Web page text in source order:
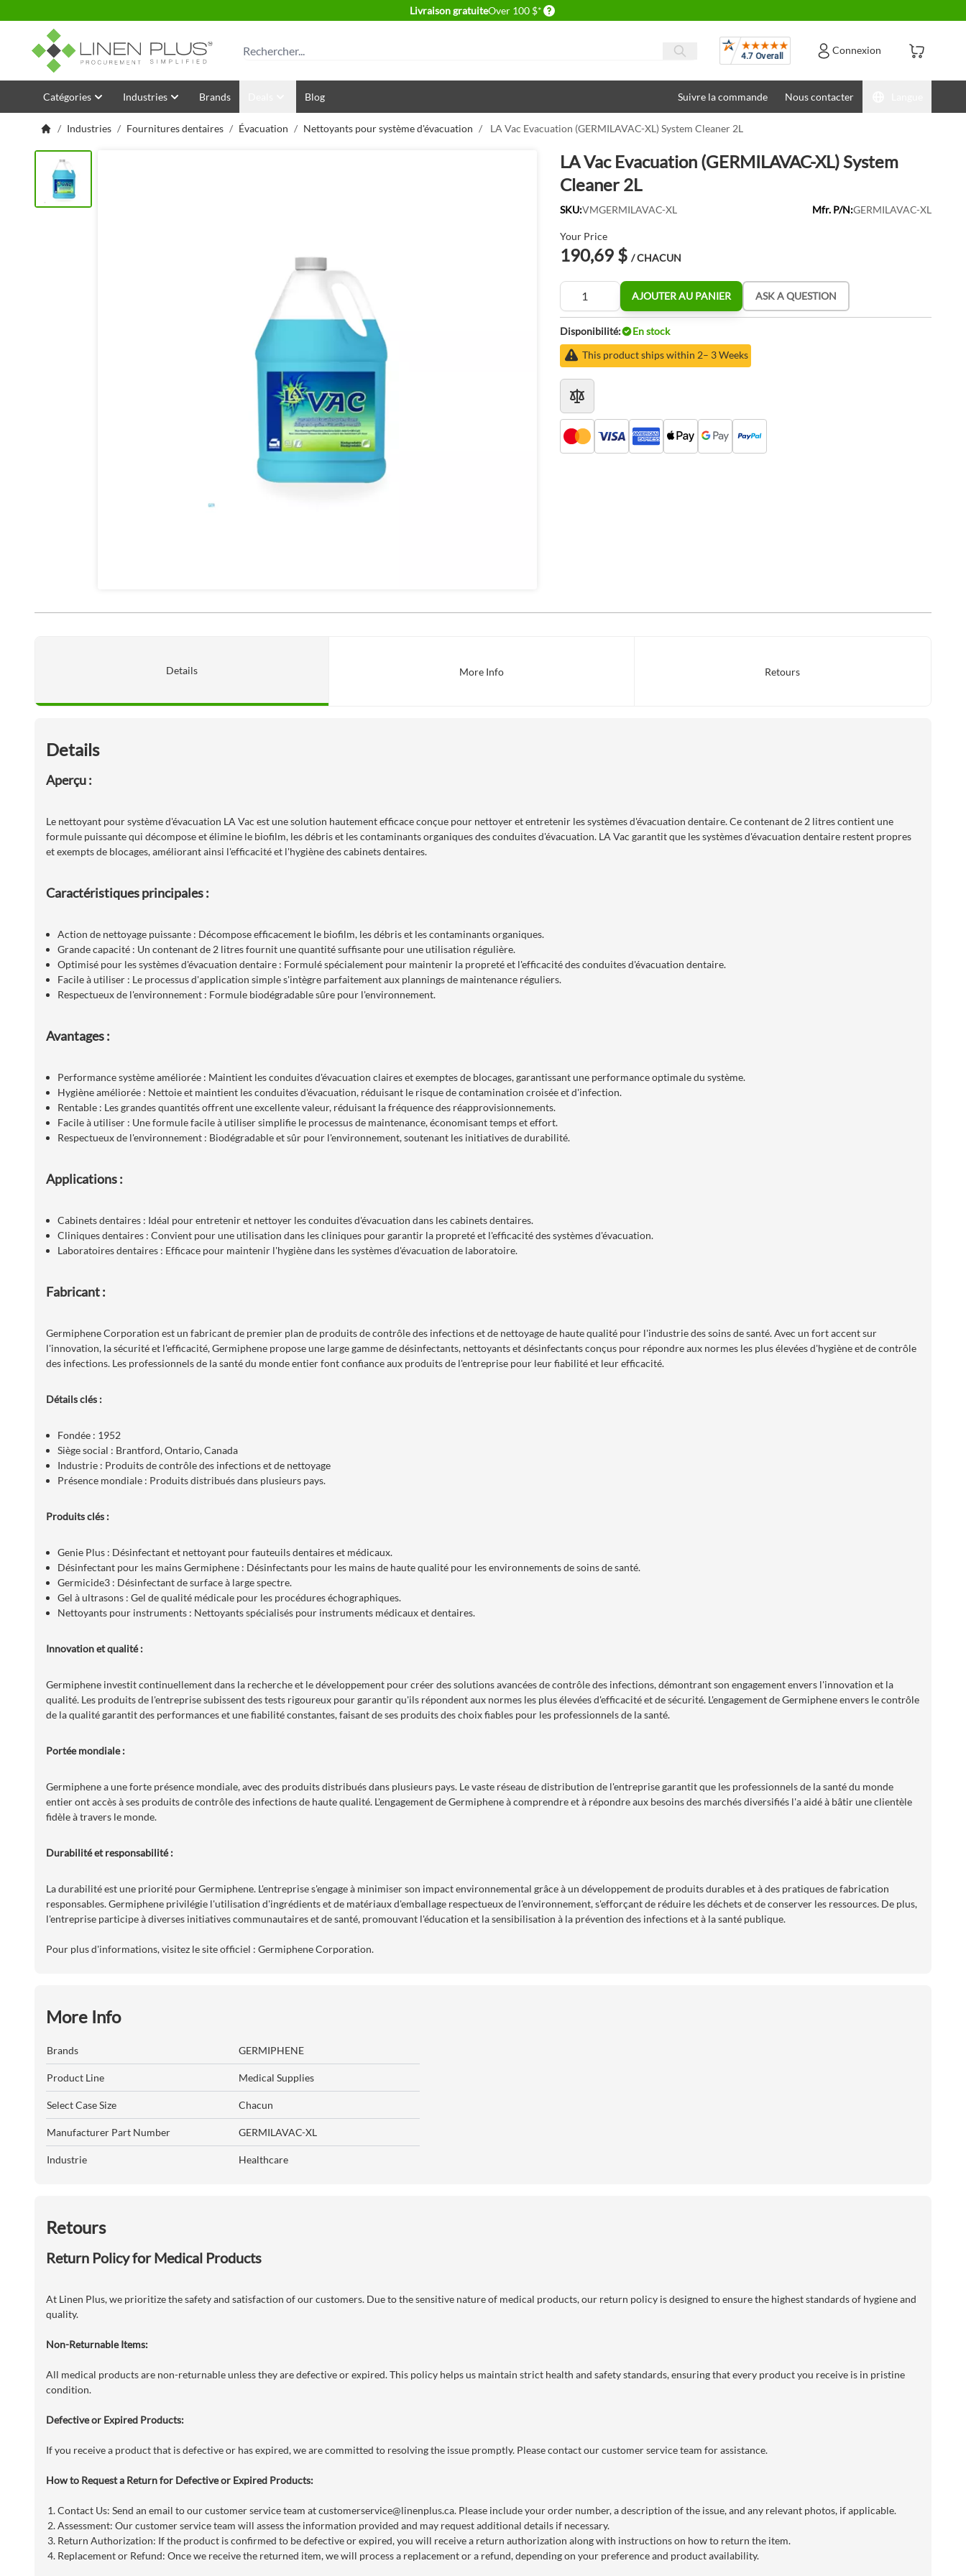
Livraison gratuiteOver 100 $* Delivery conditions
Rechercher Avis Connexion
Allez au contenu
Catégories Industries Brands Blog Suivre la commande Nous contacter
/ Industries / Fournitures dentaires / Évacuation / Nettoyants pour système d'évacuation / LA Vac Evacuation (GERMILAVAC-XL) System Cleaner 2L
LA Vac Evacuation (GERMILAVAC-XL) System
Cleaner 2L
SKU:VMGERMILAVAC-XL Mfr. P/N:GERMILAVAC-XL
Your Price
190,69 $ / CHACUN
Quantité
AJOUTER AU PANIER ASK A QUESTION
Disponibilité:
En stock
This product ships within 2– 3 Weeks
Details More Info Retours
Details
Aperçu :
Le nettoyant pour système d'évacuation LA Vac est une solution hautement efficace conçue pour nettoyer et entretenir les systèmes d'évacuation dentaire. Ce contenant de 2 litres contient une
formule puissante qui décompose et élimine le biofilm, les débris et les contaminants organiques des conduites d'évacuation. LA Vac garantit que les systèmes d'évacuation dentaire restent propres
et exempts de blocages, améliorant ainsi l'efficacité et l'hygiène des cabinets dentaires.
Caractéristiques principales :
Action de nettoyage puissante : Décompose efficacement le biofilm, les débris et les contaminants organiques.
Grande capacité : Un contenant de 2 litres fournit une quantité suffisante pour une utilisation régulière.
Optimisé pour les systèmes d'évacuation dentaire : Formulé spécialement pour maintenir la propreté et l'efficacité des conduites d'évacuation dentaire.
Facile à utiliser : Le processus d'application simple s'intègre parfaitement aux plannings de maintenance réguliers.
Respectueux de l'environnement : Formule biodégradable sûre pour l'environnement.
Avantages :
Performance système améliorée : Maintient les conduites d'évacuation claires et exemptes de blocages, garantissant une performance optimale du système.
Hygiène améliorée : Nettoie et maintient les conduites d'évacuation, réduisant le risque de contamination croisée et d'infection.
Rentable : Les grandes quantités offrent une excellente valeur, réduisant la fréquence des réapprovisionnements.
Facile à utiliser : Une formule facile à utiliser simplifie le processus de maintenance, économisant temps et effort.
Respectueux de l'environnement : Biodégradable et sûr pour l'environnement, soutenant les initiatives de durabilité.
Applications :
Cabinets dentaires : Idéal pour entretenir et nettoyer les conduites d'évacuation dans les cabinets dentaires.
Cliniques dentaires : Convient pour une utilisation dans les cliniques pour garantir la propreté et l'efficacité des systèmes d'évacuation.
Laboratoires dentaires : Efficace pour maintenir l'hygiène dans les systèmes d'évacuation de laboratoire.
Fabricant :
Germiphene Corporation est un fabricant de premier plan de produits de contrôle des infections et de nettoyage de haute qualité pour l'industrie des soins de santé. Avec un fort accent sur
l'innovation, la sécurité et l'efficacité, Germiphene propose une large gamme de désinfectants, nettoyants et désinfectants conçus pour répondre aux normes les plus élevées d'hygiène et de contrôle
des infections. Les professionnels de la santé du monde entier font confiance aux produits de l'entreprise pour leur fiabilité et leur efficacité.
Détails clés :
Fondée : 1952
Siège social : Brantford, Ontario, Canada
Industrie : Produits de contrôle des infections et de nettoyage
Présence mondiale : Produits distribués dans plusieurs pays.
Produits clés :
Genie Plus : Désinfectant et nettoyant pour fauteuils dentaires et médicaux.
Désinfectant pour les mains Germiphene : Désinfectants pour les mains de haute qualité pour les environnements de soins de santé.
Germicide3 : Désinfectant de surface à large spectre.
Gel à ultrasons : Gel de qualité médicale pour les procédures échographiques.
Nettoyants pour instruments : Nettoyants spécialisés pour instruments médicaux et dentaires.
Innovation et qualité :
Germiphene investit continuellement dans la recherche et le développement pour créer des solutions avancées de contrôle des infections, démontrant son engagement envers l'innovation et la
qualité. Les produits de l'entreprise subissent des tests rigoureux pour garantir qu'ils répondent aux normes les plus élevées d'efficacité et de sécurité. L'engagement de Germiphene envers le contrôle
de la qualité garantit des performances et une fiabilité constantes, faisant de ses produits des choix fiables pour les professionnels de la santé.
Portée mondiale :
Germiphene a une forte présence mondiale, avec des produits distribués dans plusieurs pays. Le vaste réseau de distribution de l'entreprise garantit que les professionnels de la santé du monde
entier ont accès à ses produits de contrôle des infections de haute qualité. L'engagement de Germiphene à comprendre et à répondre aux besoins des marchés diversifiés l'a aidé à bâtir une clientèle
fidèle à travers le monde.
Durabilité et responsabilité :
La durabilité est une priorité pour Germiphene. L'entreprise s'engage à minimiser son impact environnemental grâce à un développement de produits durables et à des pratiques de fabrication
responsables. Germiphene privilégie l'utilisation d'ingrédients et de matériaux d'emballage respectueux de l'environnement, s'efforçant de réduire les déchets et de conserver les ressources. De plus,
l'entreprise participe à diverses initiatives communautaires et de santé, promouvant l'éducation et la sensibilisation à la prévention des infections et à la santé publique.
Pour plus d'informations, visitez le site officiel : Germiphene Corporation.
More Info
Brands GERMIPHENE
Product Line Medical Supplies
Select Case Size Chacun
Manufacturer Part Number GERMILAVAC-XL
Industrie Healthcare
Retours
Return Policy for Medical Products
At Linen Plus, we prioritize the safety and satisfaction of our customers. Due to the sensitive nature of medical products, our return policy is designed to ensure the highest standards of hygiene and
quality.
Non-Returnable Items:
All medical products are non-returnable unless they are defective or expired. This policy helps us maintain strict health and safety standards, ensuring that every product you receive is in pristine
condition.
Defective or Expired Products:
If you receive a product that is defective or has expired, we are committed to resolving the issue promptly. Please contact our customer service team for assistance.
How to Request a Return for Defective or Expired Products:
Contact Us: Send an email to our customer service team atcustomerservice@linenplus.ca. Please include your order number, a description of the issue, and any relevant photos, if applicable.
Assessment: Our customer service team will assess the information provided and may request additional details if necessary.
Return Authorization: If the product is confirmed to be defective or expired, you will receive a return authorization along with instructions on how to return the item.
Replacement or Refund: Once we receive the returned item, we will process a replacement or a refund, depending on your preference and product availability.